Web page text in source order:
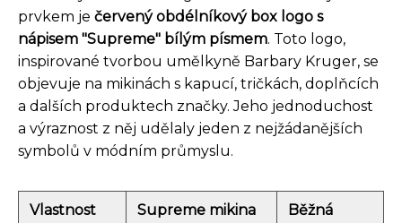
prvkem je červený obdélníkový box logo s
nápisem "Supreme" bílým písmem. Toto logo,
inspirované tvorbou umělkyně Barbary Kruger, se
objevuje na mikinách s kapucí, tričkách, doplňcích
a dalších produktech značky. Jeho jednoduchost
a výraznost z něj udělaly jeden z nejžádanějších
symbolů v módním průmyslu.
Vlastnost Supreme mikina
Běžná